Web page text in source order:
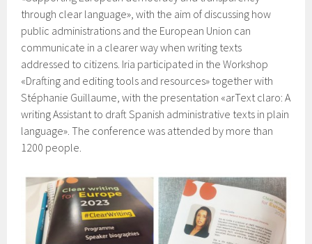
through clear language», with the aim of discussing how
public administrations and the European Union can
communicate in a clearer way when writing texts
addressed to citizens. Iria participated in the Workshop
«Drafting and editing tools and resources» together with
Stéphanie Guillaume, with the presentation «arText claro: A
writing Assistant to draft Spanish administrative texts in plain
language». The conference was attended by more than
1200 people.